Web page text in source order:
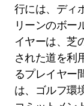
行には、ディ
リーンのボー
イヤーは、芝
された道を利
るプレイヤー
は、ゴルフ環